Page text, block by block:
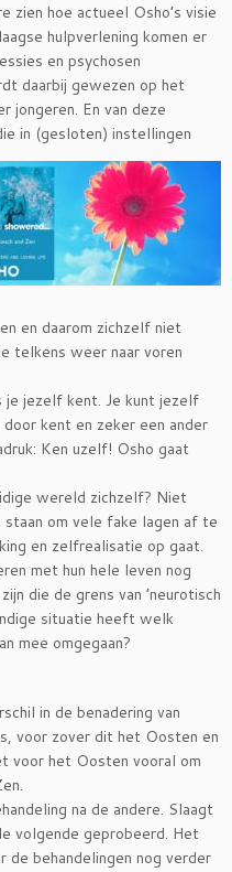
zien hoe actueel Osho’s visie
hulpverlening komen er
en psychosen
daarbij gewezen op het
jongeren. En van deze
in (gesloten) instellingen
en daarom zichzelf niet
telkens weer naar voren
je jezelf kent. Je kunt jezelf
kent en zeker een ander
Ken uzelf! Osho gaat
wereld zichzelf? Niet
om vele fake lagen af te
en zelfrealisatie op gaat.
met hun hele leven nog
die de grens van ’neurotisch
situatie heeft welk
mee omgegaan?
in de benadering van
voor zover dit het Oosten en
voor het Oosten vooral om
na de andere. Slaagt
volgende geprobeerd. Het
de behandelingen nog verder